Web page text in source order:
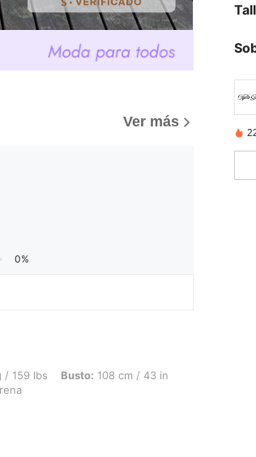
Ver más
0%
108 cm / 43 in, Cintura: 78 cm / 31 in, Caderas: 93
/ 159 lbs Busto: 108 cm / 43 in